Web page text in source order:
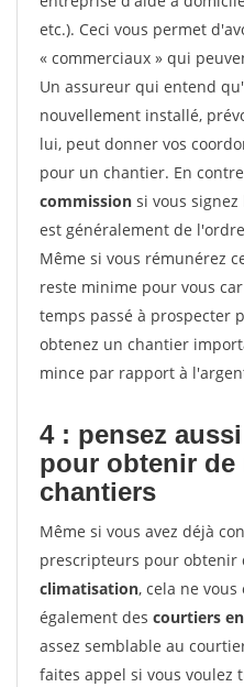
etc.). Ceci vous permet
« commerciaux » qui
Un assureur qui entend
nouvellement installé,
lui, peut donner vos
pour un chantier. En
commission si vous
est généralement de
Même si vous rémunérez
reste minime pour vous
temps passé à prospecter
obtenez un chantier
mince par rapport à
4 : pensez
pour obtenir de
chantiers
Même si vous avez déjà
prescripteurs pour obtenir
climatisation, cela ne
également des courtiers
assez semblable au
faites appel si vous voulez